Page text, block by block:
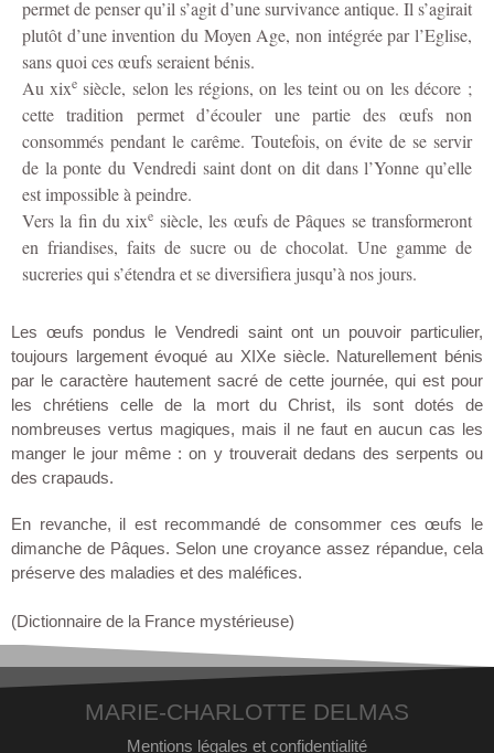
permet de penser qu’il s’agit d’une survivance antique. Il s’agirait
plutôt d’une invention du Moyen Age, non intégrée par l’Eglise,
sans quoi ces œufs seraient bénis.
Au xixe siècle, selon les régions, on les teint ou on les décore ;
cette tradition permet d’écouler une partie des œufs non
consommés pendant le carême. Toutefois, on évite de se servir
de la ponte du Vendredi saint dont on dit dans l’Yonne qu’elle
est impossible à peindre.
Vers la fin du xixe siècle, les œufs de Pâques se transformeront
en friandises, faits de sucre ou de chocolat. Une gamme de
sucreries qui s’étendra et se diversifiera jusqu’à nos jours.
Les œufs pondus le Vendredi saint ont un pouvoir particulier,
toujours largement évoqué au XIXe siècle. Naturellement bénis
par le caractère hautement sacré de cette journée, qui est pour
les chrétiens celle de la mort du Christ, ils sont dotés de
nombreuses vertus magiques, mais il ne faut en aucun cas les
manger le jour même : on y trouverait dedans des serpents ou
des crapauds.
En revanche, il est recommandé de consommer ces œufs le
dimanche de Pâques. Selon une croyance assez répandue, cela
préserve des maladies et des maléfices.
(Dictionnaire de la France mystérieuse)
MARIE-CHARLOTTE DELMAS
Mentions légales et confidentialité